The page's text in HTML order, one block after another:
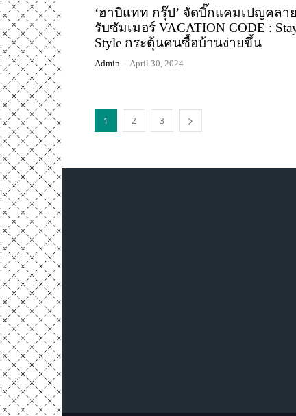
‘ฮาบิแทท กรุ๊ป’ จัดบิ๊กแคมเปญคลา
รับซัมเมอร์ VACATION CODE :
Style กระตุ้นคนซื้อบ้านง่ายขึ้น
Admin - April 30, 2024
1 2 3